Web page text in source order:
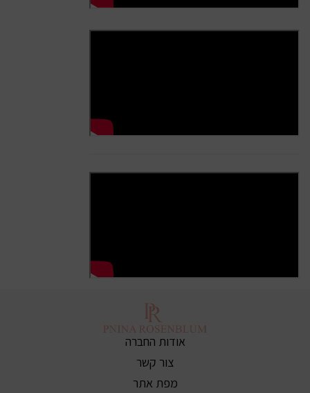
אודות החברה
צור קשר
מפת אתר